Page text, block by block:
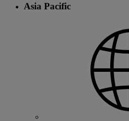
Asia Pacific